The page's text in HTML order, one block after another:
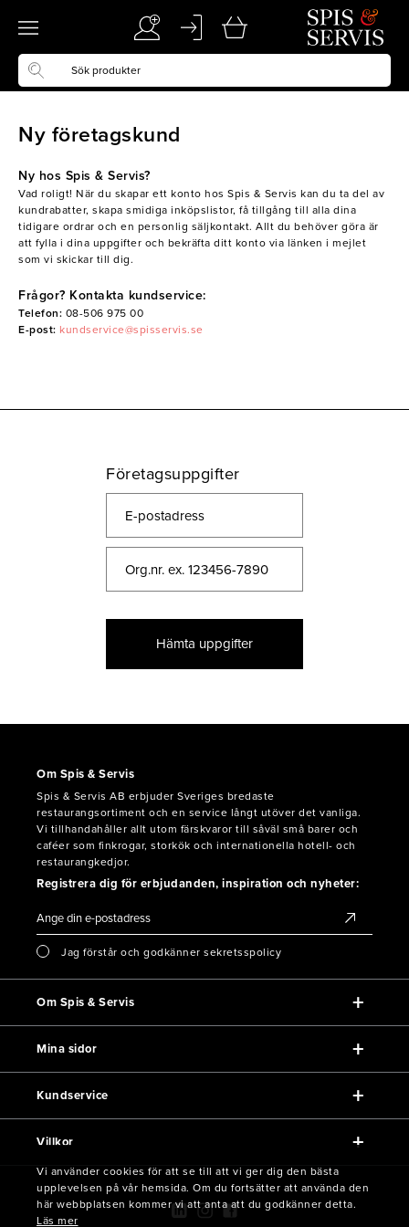
Ny företagskund
Ny hos Spis & Servis?
Vad roligt! När du skapar ett konto hos Spis & Servis kan du ta del av
kundrabatter, skapa smidiga inköpslistor, få tillgång till alla dina
tidigare ordrar och en personlig säljkontakt. Allt du behöver göra är
att fylla i dina uppgifter och bekräfta ditt konto via länken i mejlet
som vi skickar till dig.
Frågor? Kontakta kundservice:
Telefon: 08-506 975 00
E-post: kundservice@spisservis.se
Företagsuppgifter
Hämta uppgifter
Om Spis & Servis
Spis & Servis AB erbjuder Sveriges bredaste
restaurangsortiment och en service långt utöver det vanliga.
Vi tillhandahåller allt utom färskvaror till såväl små barer och
caféer som finkrogar, storkök och internationella hotell- och
restaurangkedjor.
Registrera dig för erbjudanden, inspiration och nyheter:
Jag förstår och godkänner sekretsspolicy
Om Spis & Servis
Mina sidor
Kundservice
Villkor
Vi använder cookies för att se till att vi ger dig den bästa
upplevelsen på vår hemsida. Om du fortsätter att använda den
här webbplatsen kommer vi att anta att du godkänner detta.
Läs mer